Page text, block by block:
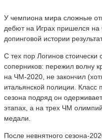
У чемпиона мира сложные
дебют на Играх пришелся на
допинговой истории
С тех пор Логинов стоически
соперников: пережил волну
на ЧМ-2020, не закончил
итальянской полиции.
сезона подряд он
этапах, а на трех ЧМ
медали.
После невнятного сезона-